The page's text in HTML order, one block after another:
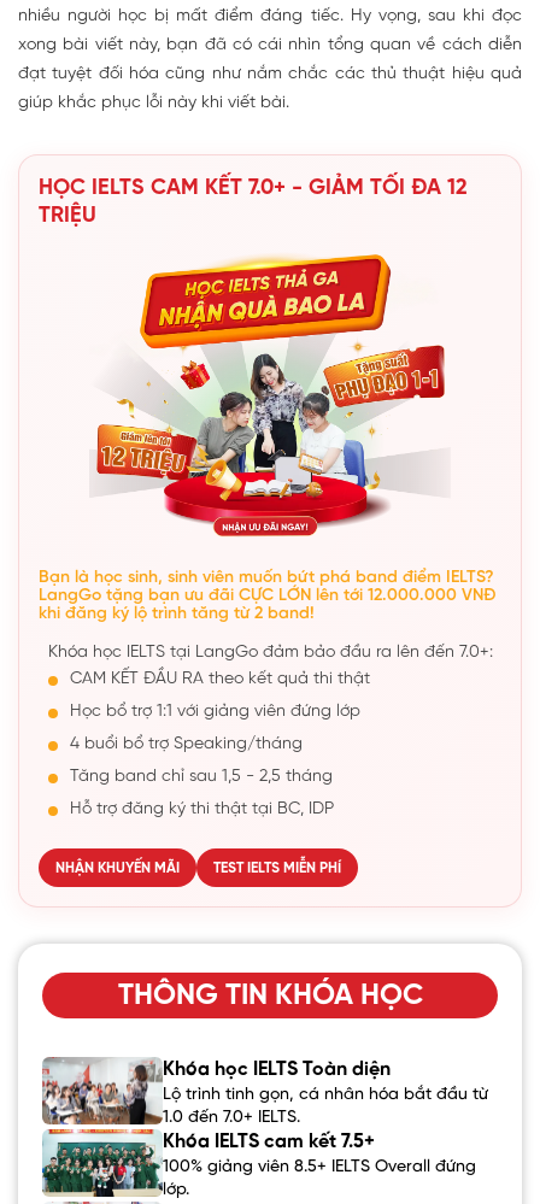
nhiều người học bị mất điểm đáng tiếc. Hy vọng, sau khi đọc
xong bài viết này, bạn đã có cái nhìn tổng quan về cách diễn
đạt tuyệt đối hóa cũng như nắm chắc các thủ thuật hiệu quả
giúp khắc phục lỗi này khi viết bài.
HỌC IELTS CAM KẾT 7.0+ - GIẢM TỐI ĐA 12
TRIỆU
Bạn là học sinh, sinh viên muốn bứt phá band điểm IELTS?
LangGo tặng bạn ưu đãi CỰC LỚN lên tới 12.000.000 VNĐ
khi đăng ký lộ trình tăng từ 2 band!
Khóa học IELTS tại LangGo đảm bảo đầu ra lên đến 7.0+:
CAM KẾT ĐẦU RA theo kết quả thi thật
Học bổ trợ 1:1 với giảng viên đứng lớp
4 buổi bổ trợ Speaking/tháng
Tăng band chỉ sau 1,5 - 2,5 tháng
Hỗ trợ đăng ký thi thật tại BC, IDP
NHẬN KHUYẾN MÃI TEST IELTS MIỄN PHÍ
THÔNG TIN KHÓA HỌC
Khóa học IELTS Toàn diện
Lộ trình tinh gọn, cá nhân hóa bắt đầu từ
1.0 đến 7.0+ IELTS.
Khóa IELTS cam kết 7.5+
100% giảng viên 8.5+ IELTS Overall đứng
lớp.